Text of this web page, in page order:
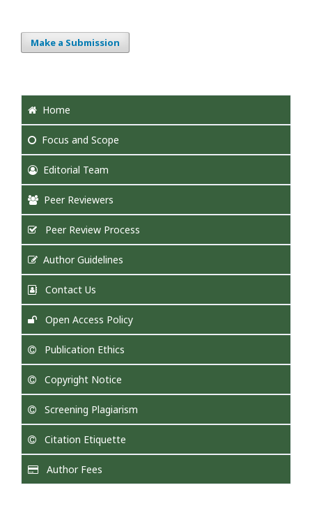
Make a Submission
Home
Focus and Scope
Editorial Team
Peer Reviewers
Peer Review Process
Author Guidelines
Contact Us
Open Access Policy
Publication Ethics
Copyright Notice
Screening Plagiarism
Citation Etiquette
Author Fees